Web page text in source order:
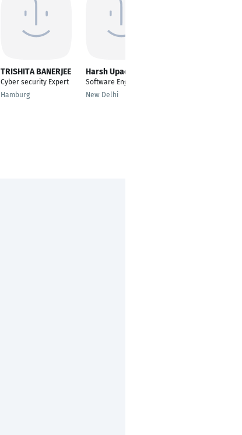
TRISHITA BANERJEE
Cyber security Expert
Hamburg
Harsh Upadhayay
Software Engineer 2
New Delhi